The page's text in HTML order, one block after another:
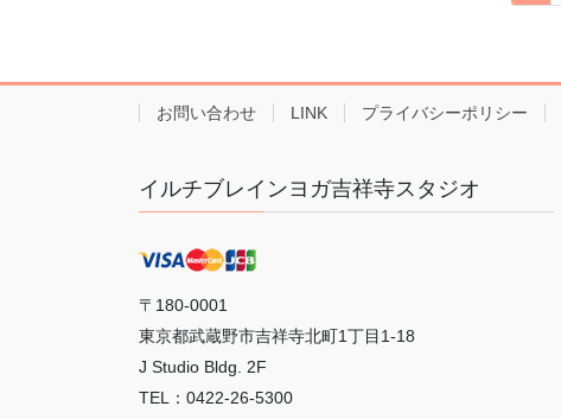
ペ
ジ
送
り
定
お問い合わせ LINK プライバシーポリシー
イルチブレインヨガ吉祥寺スタジオ
〒180-0001
東京都武蔵野市吉祥寺北町1丁目1-18
J Studio Bldg. 2F
TEL：0422-26-5300